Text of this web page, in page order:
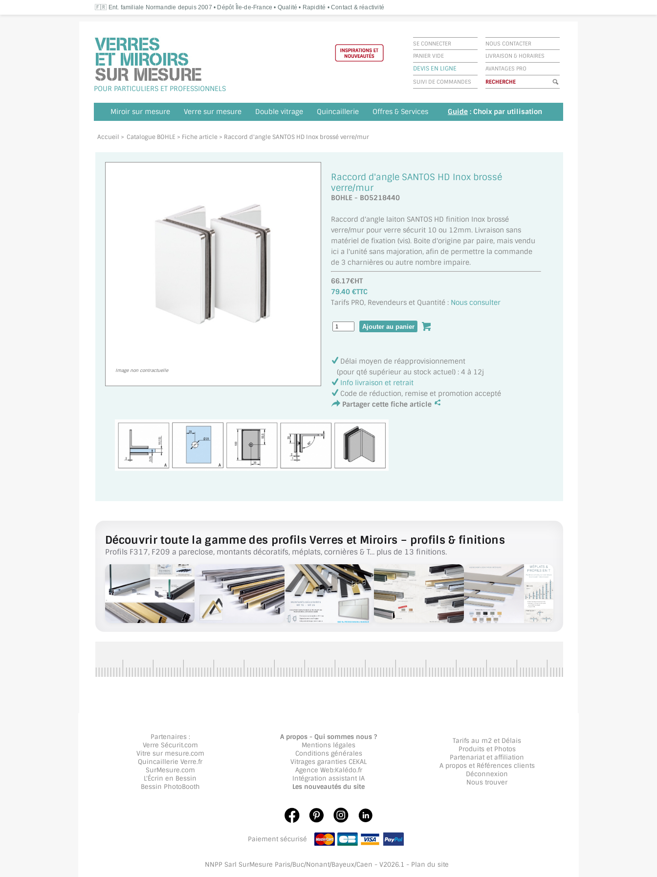
🇫🇷 Ent. familiale Normandie depuis 2007 • Dépôt Île-de-France • Qualité • Rapidité • Contact & réactivité
POUR PARTICULIERS ET PROFESSIONNELS
SE CONNECTER
NOUS CONTACTER
PANIER VIDE
LIVRAISON & HORAIRES
DEVIS EN LIGNE
AVANTAGES PRO
SUIVI DE COMMANDES
Miroir sur mesure Verre sur mesure Double vitrage Quincaillerie Offres & Services Guide : Choix par utilisation
Accueil > Catalogue BOHLE > Fiche article > Raccord d'angle SANTOS HD Inox brossé verre/mur
Image non contractuelle
Raccord d'angle SANTOS HD Inox brossé
verre/mur
BOHLE - BO5218440
Raccord d'angle laiton SANTOS HD finition Inox brossé
verre/mur pour verre sécurit 10 ou 12mm. Livraison sans
matériel de fixation (vis). Boite d'origine par paire, mais vendu
ici a l'unité sans majoration, afin de permettre la commande
de 3 charnières ou autre nombre impaire.
66.17€HT
79.40 €TTC
Tarifs PRO, Revendeurs et Quantité : Nous consulter
Délai moyen de réapprovisionnement
(pour qté supérieur au stock actuel) : 4 à 12j
Info livraison et retrait
Code de réduction, remise et promotion accepté
Partager cette fiche article
Découvrir toute la gamme des profils Verres et Miroirs – profils & finitions
Profils F317, F209 a pareclose, montants décoratifs, méplats, cornières & T… plus de 13 finitions.
Partenaires :
Verre Sécurit.com
Vitre sur mesure.com
Quincaillerie Verre.fr
SurMesure.com
L'Écrin en Bessin
Bessin PhotoBooth
A propos - Qui sommes nous ?
Mentions légales
Conditions générales
Vitrages garanties CEKAL
Agence Web:Kalédo.fr
Intégration assistant IA
Les nouveautés du site
Tarifs au m2 et Délais
Produits et Photos
Partenariat et affiliation
A propos et Références clients
Déconnexion
Nous trouver
Paiement sécurisé
NNPP Sarl SurMesure Paris/Buc/Nonant/Bayeux/Caen - V2026.1 - Plan du site